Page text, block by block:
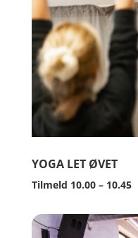
YOGA LET ØVET
Tilmeld 10.00 – 10.45